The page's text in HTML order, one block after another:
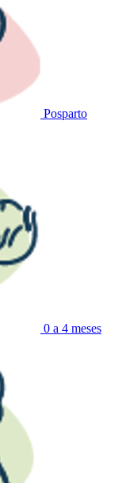
Posparto
0 a 4 meses